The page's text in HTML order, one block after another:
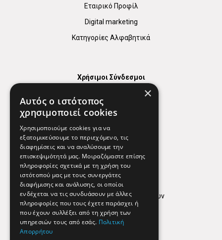
Εταιρικό Προφίλ
Digital marketing
Κατηγορίες Αλφαβητικά
Χρήσιμοι Σύνδεσμοι
Χρήσιμα Τηλέφωνα
Εφημερεύοντα Φαρμακεία
Απόρρητο
Όροι Χρήσης
Πολιτική προστασίας δεδομένων
Findhere
×
Αυτός ο ιστότοπος
χρησιμοποιεί cookies
Χρησιμοποιούμε cookies για να
εξατομικεύσουμε το περιεχόμενο, τις
διαφημίσεις και να αναλύσουμε την
επισκεψιμότητά μας. Μοιραζόμαστε επίσης
πληροφορίες σχετικά με τη χρήση του
ιστότοπού μας με τους συνεργάτες
διαφήμισης και ανάλυσης, οι οποίοι
ενδέχεται να τις συνδυάσουν με άλλες
πληροφορίες που τους έχετε παράσχει ή
που έχουν συλλέξει από τη χρήση των
υπηρεσιών τους από εσάς. Πολιτική
Απορρήτου